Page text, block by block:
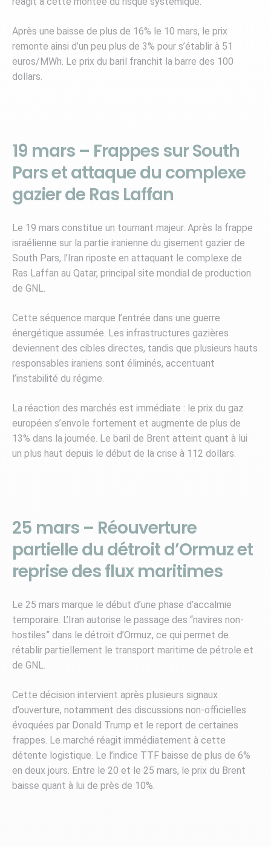
Après une baisse de plus de 16% le 10 mars, le prix
remonte ainsi d’un peu plus de 3% pour s’établir à 51
euros/MWh. Le prix du baril franchit la barre des 100
dollars.
19 mars – Frappes sur South
Pars et attaque du complexe
gazier de Ras Laffan
Le 19 mars constitue un tournant majeur. Après la frappe
israélienne sur la partie iranienne du gisement gazier de
South Pars, l’Iran riposte en attaquant le complexe de
Ras Laffan au Qatar, principal site mondial de production
de GNL.
Cette séquence marque l’entrée dans une guerre
énergétique assumée. Les infrastructures gazières
deviennent des cibles directes, tandis que plusieurs hauts
responsables iraniens sont éliminés, accentuant
l’instabilité du régime.
La réaction des marchés est immédiate : le prix du gaz
européen s’envole fortement et augmente de plus de
13% dans la journée. Le baril de Brent atteint quant à lui
un plus haut depuis le début de la crise à 112 dollars.
25 mars – Réouverture
partielle du détroit d’Ormuz et
reprise des flux maritimes
Le 25 mars marque le début d’une phase d’accalmie
temporaire. L’Iran autorise le passage des “navires non-
hostiles” dans le détroit d’Ormuz, ce qui permet de
rétablir partiellement le transport maritime de pétrole et
de GNL.
Cette décision intervient après plusieurs signaux
d’ouverture, notamment des discussions non-officielles
évoquées par Donald Trump et le report de certaines
frappes. Le marché réagit immédiatement à cette
détente logistique. Le l’indice TTF baisse de plus de 6%
en deux jours. Entre le 20 et le 25 mars, le prix du Brent
baisse quant à lui de près de 10%.